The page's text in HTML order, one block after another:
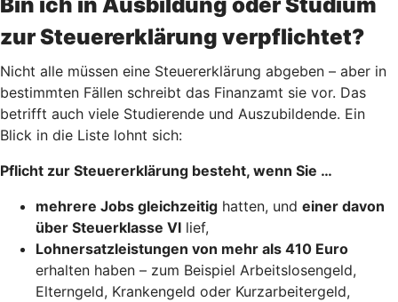
zur Steuererklärung verpflichtet?
Nicht alle müssen eine Steuererklärung abgeben – aber in
bestimmten Fällen schreibt das Finanzamt sie vor. Das
betrifft auch viele Studierende und Auszubildende. Ein
Blick in die Liste lohnt sich:
Pflicht zur Steuererklärung besteht, wenn Sie …
mehrere Jobs gleichzeitig hatten, und einer davon
über Steuerklasse VI lief,
Lohnersatzleistungen von mehr als 410 Euro
erhalten haben – zum Beispiel Arbeitslosengeld,
Elterngeld, Krankengeld oder Kurzarbeitergeld,